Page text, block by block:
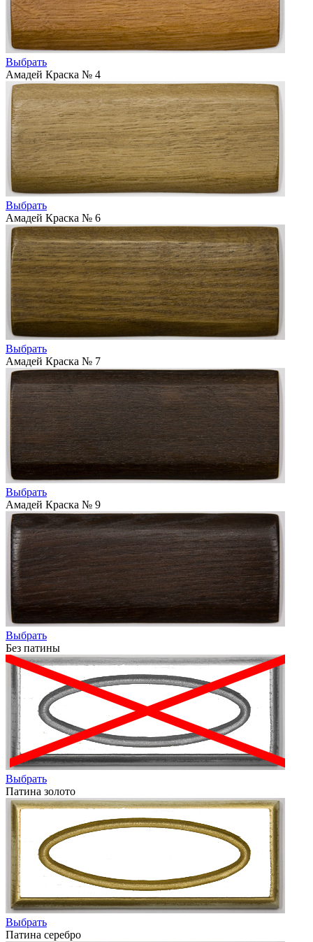
Выбрать
Амадей Краска № 4
Выбрать
Амадей Краска № 6
Выбрать
Амадей Краска № 7
Выбрать
Амадей Краска № 9
Выбрать
Без патины
Выбрать
Патина золото
Выбрать
Патина серебро